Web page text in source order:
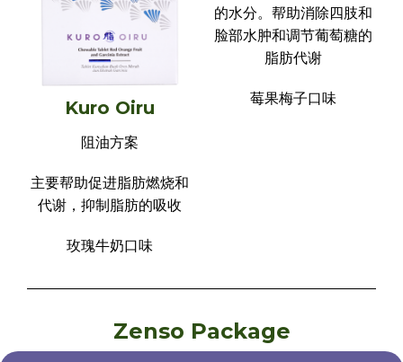
Kuro Oiru
阻油方案
主要帮助促进脂肪燃烧和
代谢，抑制脂肪的吸收
玫瑰牛奶口味
的水分。帮助消除四肢和
脸部水肿和调节葡萄糖的
脂肪代谢
莓果梅子口味
Zenso Package